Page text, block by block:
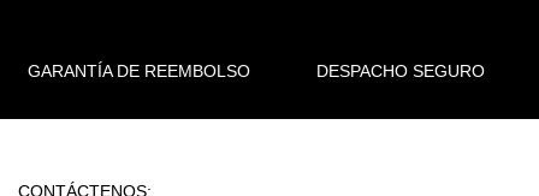
GARANTÍA DE REEMBOLSO DESPACHO SEGURO
CONTÁCTENOS: